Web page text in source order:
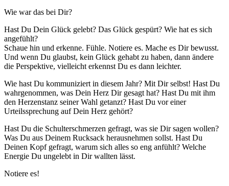
Wie war das bei Dir?
Hast Du Dein Glück gelebt? Das Glück gespürt? Wie hat es sich
angefühlt?
Schaue hin und erkenne. Fühle. Notiere es. Mache es Dir bewusst.
Und wenn Du glaubst, kein Glück gehabt zu haben, dann ändere
die Perspektive, vielleicht erkennst Du es dann leichter.
Wie hast Du kommuniziert in diesem Jahr? Mit Dir selbst! Hast Du
wahrgenommen, was Dein Herz Dir gesagt hat? Hast Du mit ihm
den Herzenstanz seiner Wahl getanzt? Hast Du vor einer
Urteilssprechung auf Dein Herz gehört?
Hast Du die Schulterschmerzen gefragt, was sie Dir sagen wollen?
Was Du aus Deinem Rucksack herausnehmen sollst. Hast Du
Deinen Kopf gefragt, warum sich alles so eng anfühlt? Welche
Energie Du ungelebt in Dir wallten lässt.
Notiere es!